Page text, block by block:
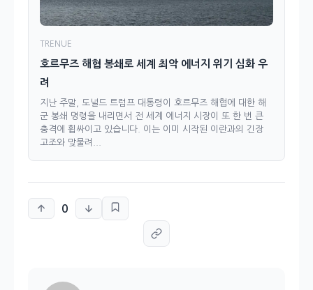
TRENUE
호르무즈 해협 봉쇄로 세계 최악 에너지 위기 심화 우
려
지난 주말, 도널드 트럼프 대통령이 호르무즈 해협에 대한 해
군 봉쇄 명령을 내리면서 전 세계 에너지 시장이 또 한 번 큰
충격에 휩싸이고 있습니다. 이는 이미 시작된 이란과의 긴장
고조와 맞물려...
0